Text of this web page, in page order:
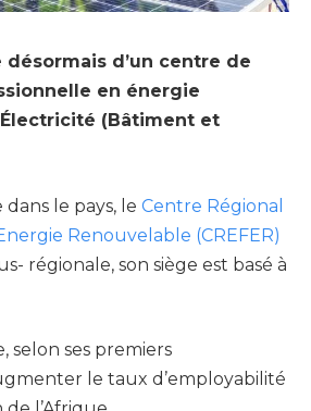
désormais d’un centre de
en énergie
(Bâtiment et
le pays, le Centre Régional
Renouvelable (CREFER)
régionale, son siège est basé à
selon ses premiers
le taux d’employabilité